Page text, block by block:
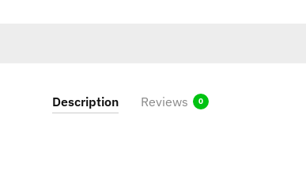
Description Reviews 0